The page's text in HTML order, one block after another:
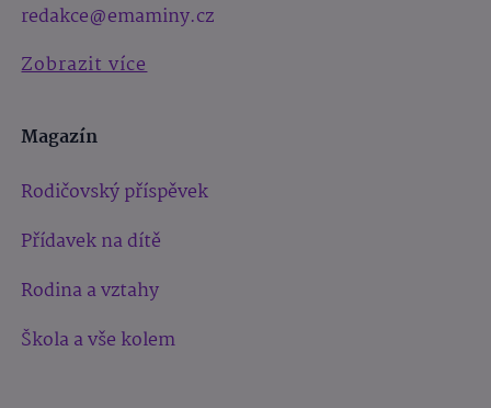
redakce@emaminy.cz
Zobrazit více
Magazín
Rodičovský příspěvek
Přídavek na dítě
Rodina a vztahy
Škola a vše kolem